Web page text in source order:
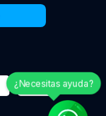
¿Necesitas ayuda?